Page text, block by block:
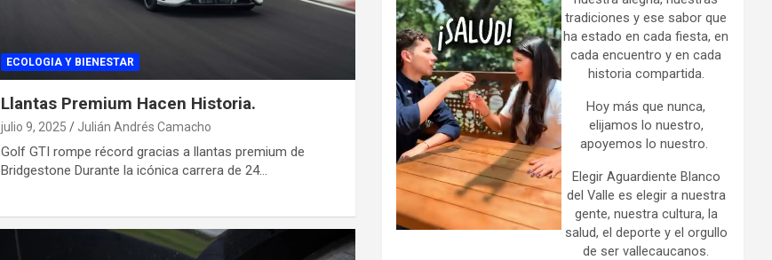
ECOLOGIA Y BIENESTAR
Llantas Premium Hacen Historia.
julio 9, 2025 Julián Andrés Camacho
Golf GTI rompe récord gracias a llantas premium de
Bridgestone Durante la icónica carrera de 24…
tradiciones y ese sabor que
ha estado en cada fiesta, en
cada encuentro y en cada
historia compartida.
Hoy más que nunca,
elijamos lo nuestro,
apoyemos lo nuestro.
Elegir Aguardiente Blanco
del Valle es elegir a nuestra
gente, nuestra cultura, la
salud, el deporte y el orgullo
de ser vallecaucanos.